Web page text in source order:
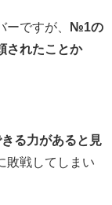
ですが、
№1の
されたことか
る力があると見
敗戦してしまい